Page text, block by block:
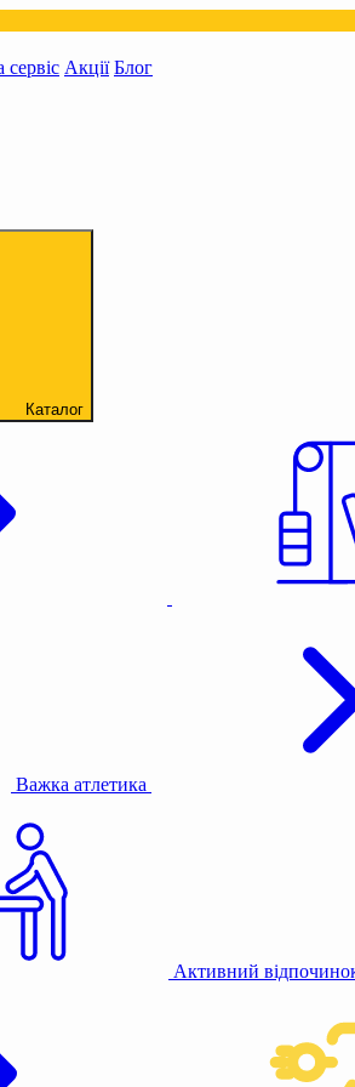
сервіс Акції Блог
Каталог
Важка атлетика
Активний